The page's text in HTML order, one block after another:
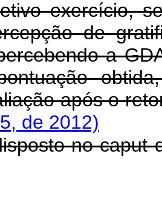
exercício,
de
a
após o
de 2012)
no caput